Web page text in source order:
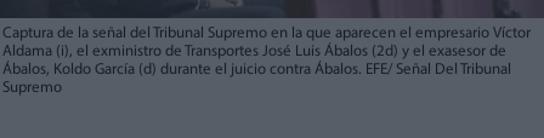
Captura de la señal del Tribunal Supremo en la que aparecen el empresario Víctor
Aldama (i), el exministro de Transportes José Luis Ábalos (2d) y el exasesor de
Ábalos, Koldo García (d) durante el juicio contra Ábalos. EFE/ Señal Del Tribunal
Supremo